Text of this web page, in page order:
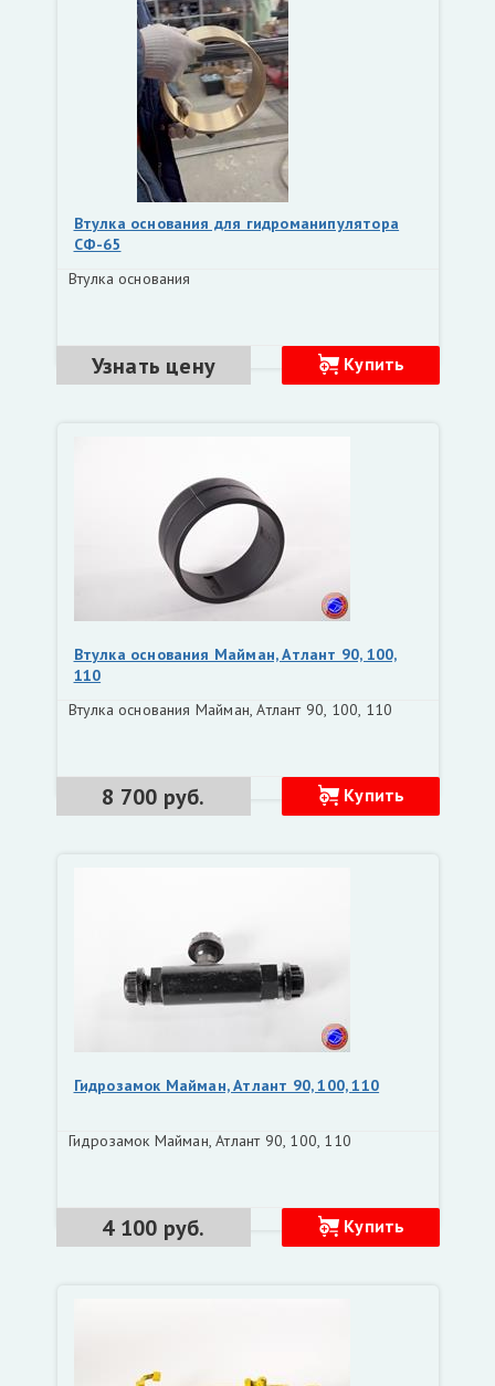
Втулка основания для гидроманипулятора
СФ-65
Втулка основания
Узнать цену Купить
Втулка основания Майман, Атлант 90, 100,
110
Втулка основания Майман, Атлант 90, 100, 110
8 700 руб. Купить
Гидрозамок Майман, Атлант 90, 100, 110
Гидрозамок Майман, Атлант 90, 100, 110
4 100 руб. Купить